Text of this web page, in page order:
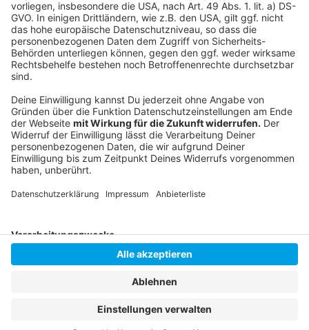
Fortuna für Alle
Merkur Spiel Arena
Stadt Düsseldorf
Anzeige